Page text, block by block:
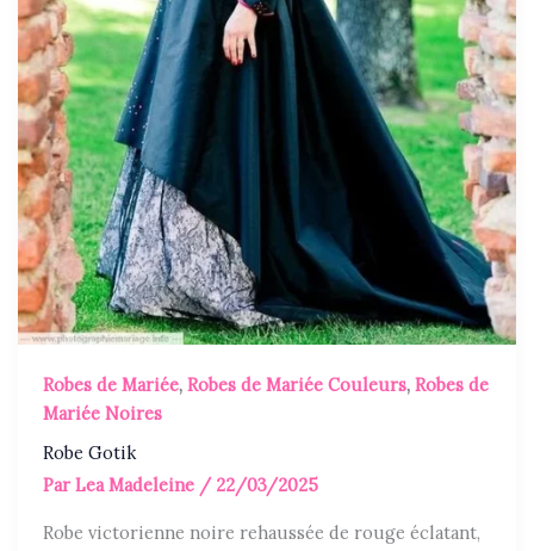
Robes de Mariée,Robes de Mariée Couleurs,Robes de
Mariée Noires
Robe Gotik
ParLea Madeleine / 22/03/2025
Robe victorienne noire rehaussée de rouge éclatant,